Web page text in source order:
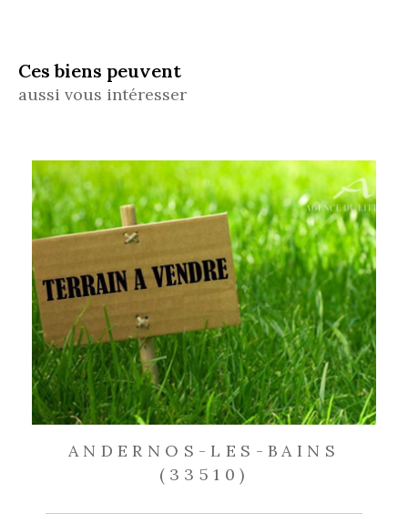
Ces biens peuvent
aussi vous intéresser
ANDERNOS-LES-BAINS
(33510)